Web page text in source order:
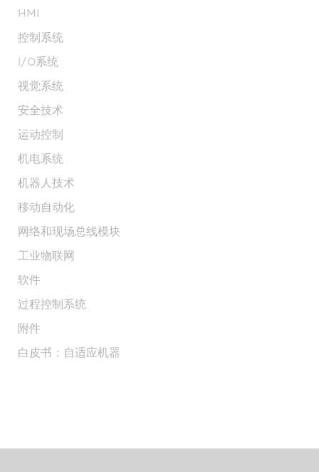
HMI
控制系统
I/O系统
视觉系统
安全技术
运动控制
机电系统
机器人技术
移动自动化
网络和现场总线模块
工业物联网
软件
过程控制系统
附件
白皮书：自适应机器